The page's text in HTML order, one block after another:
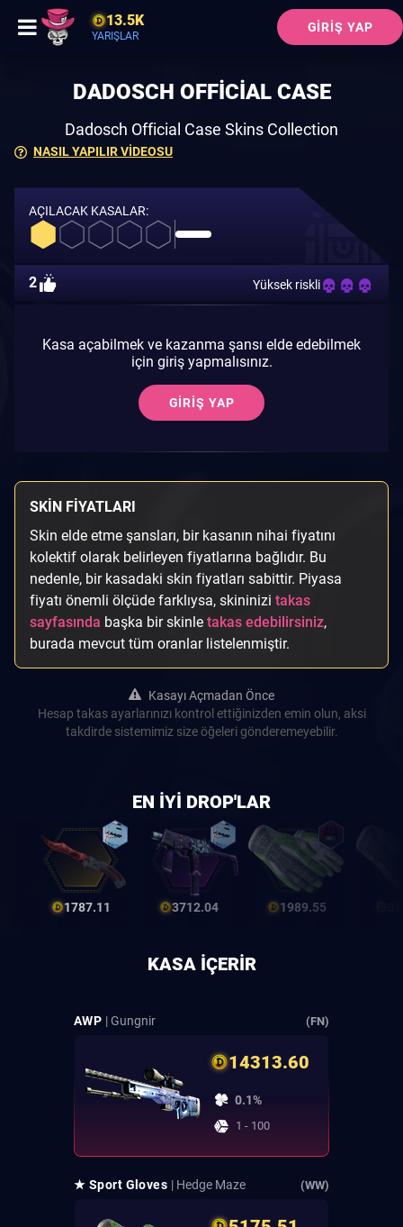
13.5K
YARIŞLAR
GIRIŞ YAP
NASIL YAPILIR VIDEOSU
DADOSCH OFFICIAL CASE
Dadosch Official Case Skins Collection
AÇILACAK KASALAR:
2 Yüksek riskli
Kasa açabilmek ve kazanma şansı elde edebilmek
için giriş yapmalısınız.
GIRIŞ YAP
SKIN FIYATLARI
Skin elde etme şansları, bir kasanın nihai fiyatını
kolektif olarak belirleyen fiyatlarına bağlıdır. Bu
nedenle, bir kasadaki skin fiyatları sabittir. Piyasa
fiyatı önemli ölçüde farklıysa, skininizi takas
sayfasında başka bir skinle takas edebilirsiniz,
burada mevcut tüm oranlar listelenmiştir.
Kasayı Açmadan Önce
Hesap takas ayarlarınızı kontrol ettiğinizden emin olun, aksi
takdirde sistemimiz size öğeleri gönderemeyebilir.
EN IYI DROP'LAR
1787.11 3712.04 1989.55
KASA IÇERIR
AWP | Gungnir (FN)
14313.60
0.1%
1 - 100
★ Sport Gloves | Hedge Maze (WW)